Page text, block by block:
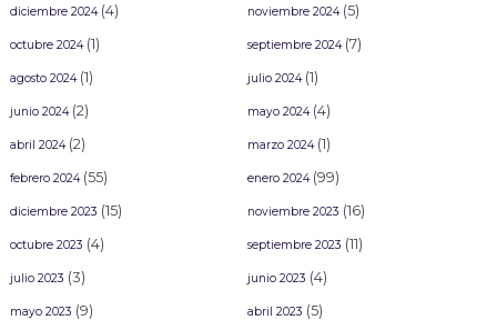
diciembre 2024(4) noviembre 2024(5)
octubre 2024(1) septiembre 2024(7)
agosto 2024(1) julio 2024(1)
junio 2024(2) mayo 2024(4)
abril 2024(2) marzo 2024(1)
febrero 2024(55) enero 2024(99)
diciembre 2023 (15) noviembre 2023 (16)
octubre 2023 (4) septiembre 2023 (11)
julio 2023 (3) junio 2023 (4)
mayo 2023 (9) abril 2023 (5)